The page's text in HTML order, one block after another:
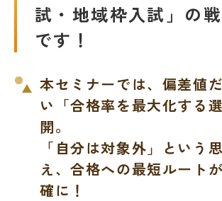
試・地域枠入試」の
です！
本セミナーでは、偏差値
い「合格率を最大化する
開。
「自分は対象外」という
え、合格への最短ルート
確に！